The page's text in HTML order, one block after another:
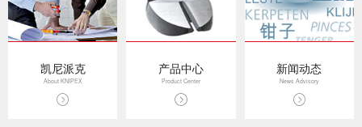
凯尼派克
About KNIPEX
产品中心
Product Center
新闻动态
News Advisory